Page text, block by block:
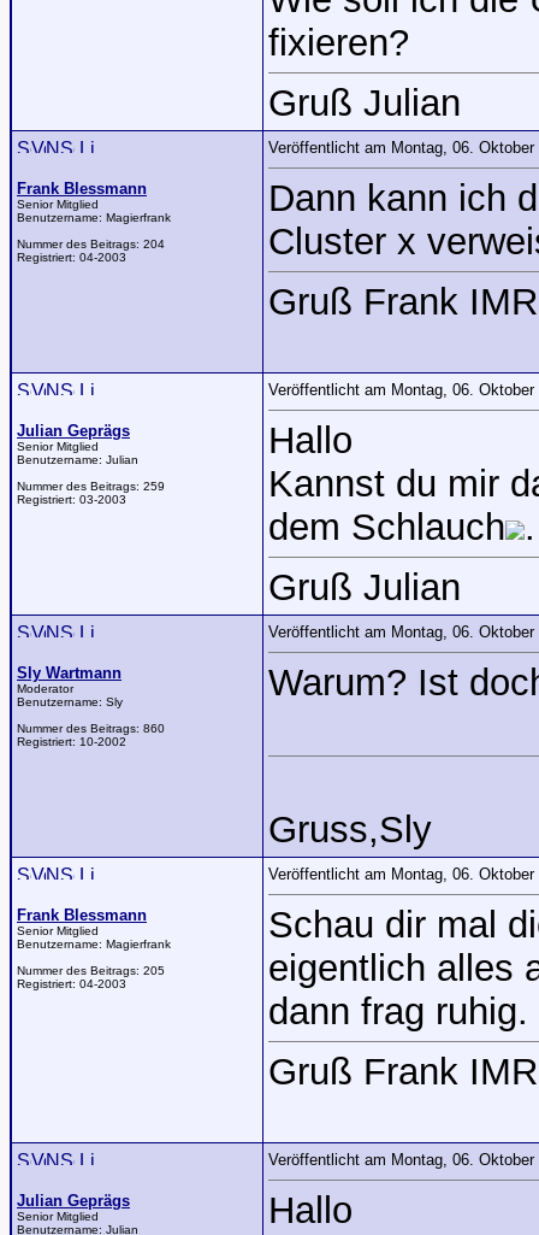
fixieren?
Gruß Julian
Frank Blessmann
Senior Mitglied
Benutzername: Magierfrank
Nummer des Beitrags: 204
Registriert: 04-2003
Veröffentlicht am Montag, 06.
Dann kann ich
Cluster x
Gruß Frank
Julian Geprägs
Senior Mitglied
Benutzername: Julian
Nummer des Beitrags: 259
Registriert: 03-2003
Veröffentlicht am Montag, 06.
Hallo
Kannst du mir
dem Schlauch .
Gruß Julian
Sly Wartmann
Moderator
Benutzername: Sly
Nummer des Beitrags: 860
Registriert: 10-2002
Veröffentlicht am Montag, 06.
Warum? Ist
Gruss,Sly
Frank Blessmann
Senior Mitglied
Benutzername: Magierfrank
Nummer des Beitrags: 205
Registriert: 04-2003
Veröffentlicht am Montag, 06.
Schau dir mal
eigentlich alles
dann frag ruhig.
Gruß Frank
Julian Geprägs
Senior Mitglied
Benutzername: Julian
Veröffentlicht am Montag, 06.
Hallo